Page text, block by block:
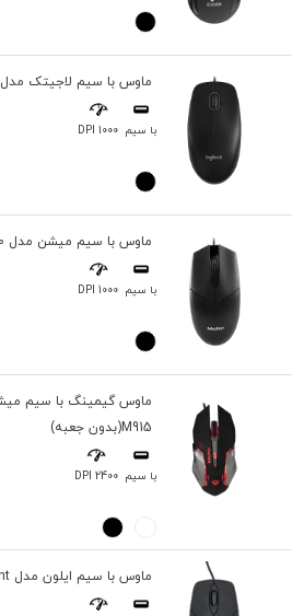
ماوس با سیم لاجیتک مدل Logitech B100
با سیم 1000 DPI
ماوس با سیم میشن مدل MEETION M360(بدون جعبه)
با سیم 1000 DPI
M915(بدون جعبه)
با سیم 2400 DPI
ماوس با سیم ایلون مدل ELEVEN M602 Silent